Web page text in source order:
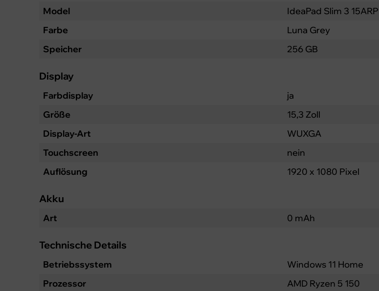
Model
IdeaPad Slim 3
Farbe
Luna Grey
Speicher
256 GB
Display
Farbdisplay
ja
Größe
15,3 Zoll
Display-Art
WUXGA
Touchscreen
nein
Auflösung
1920 x 1080 Pixel
Akku
Art 0 mAh
Technische Details
Betriebssystem
Windows 11 Home
Prozessor
AMD Ryzen 5 150